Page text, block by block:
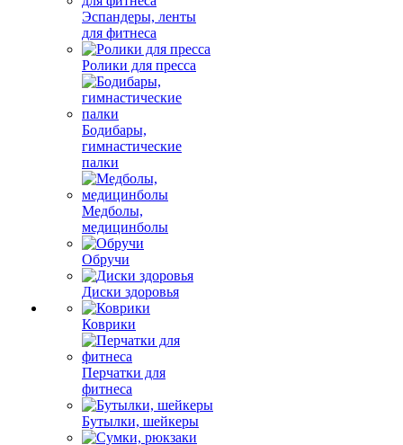
Эспандеры, ленты
для фитнеса
Ролики для пресса
Бодибары,
гимнастические
палки
Медболы,
медицинболы
Обручи
Диски здоровья
Коврики
Перчатки для
фитнеса
Бутылки, шейкеры